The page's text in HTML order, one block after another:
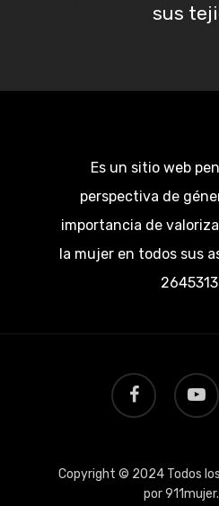
sus
Es un sitio web
perspectiva de
importancia de
la mujer en todos sus
facebook youtube
Copyright © 2024 Todos
por